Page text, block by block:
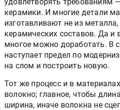
керамики. И многие детали
изготавливают не из металла,
керамических составов. Да и
многое можно доработать. В
наступает предел по
на слом и построить новую.
Тот же процесс и в
волокно; главное, чтобы
ширина, иначе волокна не